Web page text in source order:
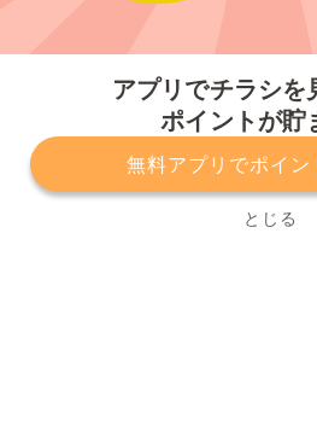
アプリでチラシを
ポイントが貯
無料アプリでポイン
とじる
プライバシーポリシー 利用
サービスに関してのお問い合わせ